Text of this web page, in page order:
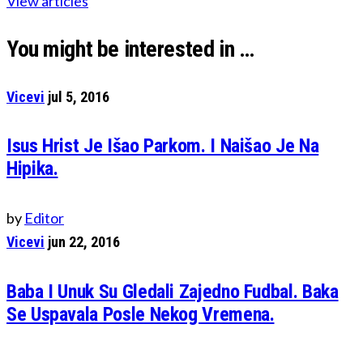
You might be interested in …
Vicevi jul 5, 2016
Isus Hrist Je Išao Parkom. I Naišao Je Na
Hipika.
by Editor
Vicevi jun 22, 2016
Baba I Unuk Su Gledali Zajedno Fudbal. Baka
Se Uspavala Posle Nekog Vremena.